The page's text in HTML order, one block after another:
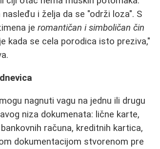
i želja da se "održi loza". S
jeromantičan i simboličan čin
kada se cela porodica isto preziva,"
nagnuti vagu na jednu ili drugu
niza dokumenata: lične karte,
računa, kreditnih kartica,
dokumentacijom stvorenom pre